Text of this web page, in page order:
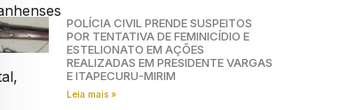
POLÍCIA CIVIL PRENDE SUSPEITOS
POR TENTATIVA DE FEMINICÍDIO E
ESTELIONATO EM AÇÕES
REALIZADAS EM PRESIDENTE VARGAS
E ITAPECURU-MIRIM
Leia mais »